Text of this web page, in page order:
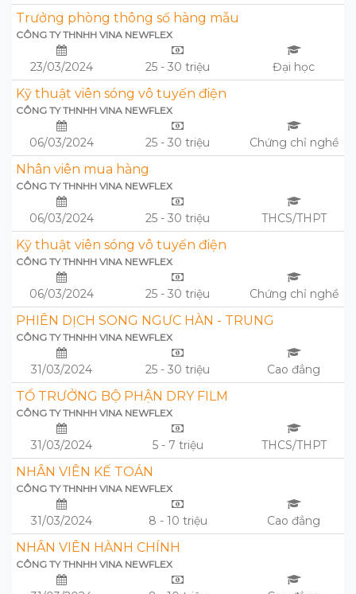
Trưởng phòng thông số hàng mẫu
CÔNG TY THNHH VINA NEWFLEX
23/03/2024 25 - 30 triệu Đại học
Kỹ thuật viên sóng vô tuyến điện
CÔNG TY THNHH VINA NEWFLEX
06/03/2024 25 - 30 triệu Chứng chỉ nghề
Nhân viên mua hàng
CÔNG TY THNHH VINA NEWFLEX
06/03/2024 25 - 30 triệu THCS/THPT
Kỹ thuật viên sóng vô tuyến điện
CÔNG TY THNHH VINA NEWFLEX
06/03/2024 25 - 30 triệu Chứng chỉ nghề
PHIÊN DỊCH SONG NGƯC HÀN - TRUNG
CÔNG TY THNHH VINA NEWFLEX
31/03/2024 25 - 30 triệu Cao đẳng
TỔ TRƯỞNG BỘ PHẬN DRY FILM
CÔNG TY THNHH VINA NEWFLEX
31/03/2024 5 - 7 triệu THCS/THPT
NHÂN VIÊN KẾ TOÁN
CÔNG TY THNHH VINA NEWFLEX
31/03/2024 8 - 10 triệu Cao đẳng
NHÂN VIÊN HÀNH CHÍNH
CÔNG TY THNHH VINA NEWFLEX